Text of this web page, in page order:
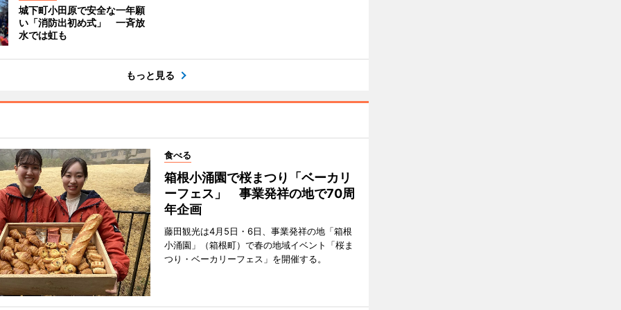
城下町小田原で安全な一年願
い「消防出初め式」 一斉放
水では虹も
もっと見る
食べる
箱根小涌園で桜まつり「ベーカリ
ーフェス」 事業発祥の地で70周
年企画
藤田観光は4月5日・6日、事業発祥の地「箱根
小涌園」（箱根町）で春の地域イベント「桜ま
つり・ベーカリーフェス」を開催する。